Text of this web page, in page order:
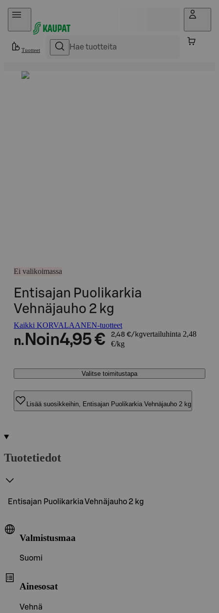
Hyppää sisältöön
Tuotteet
Ei valikoimassa
Entisajan Puolikarkia
Vehnäjauho 2 kg
Kaikki KORVALAANEN-tuotteet
n. Noin4,95 € 2,48 €/kgvertailuhinta 2,48
€/kg
Valitse toimitustapa
Lisää suosikkeihin, Entisajan Puolikarkia Vehnäjauho 2 kg
Tuotetiedot
Entisajan Puolikarkia Vehnäjauho 2 kg
Valmistusmaa
Suomi
Ainesosat
Vehnä